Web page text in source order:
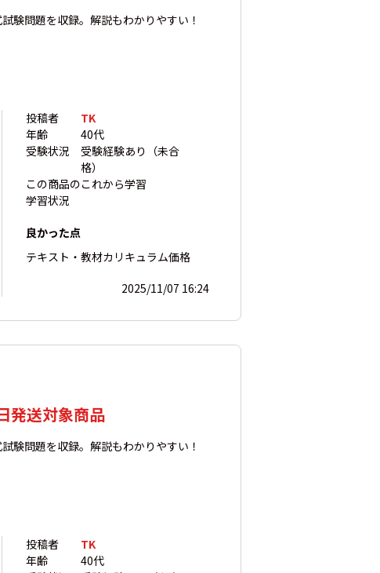
験問題を収録。解説もわかりやすい！
投稿者
TK
年齢
40代
受験状況
受験経験あり（未合
格）
この商品の
学習状況
これから学習
良かった点
テキスト・教材カリキュラム価格
2025/11/07 16:24
発送対象商品
験問題を収録。解説もわかりやすい！
投稿者
TK
年齢
40代